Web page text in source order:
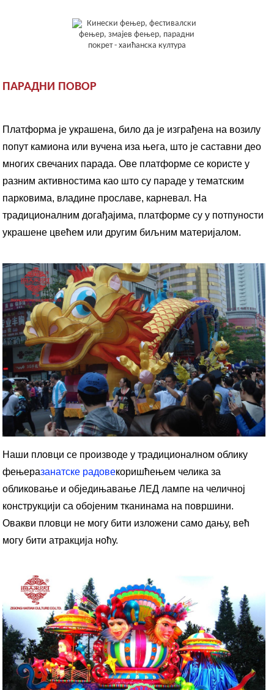
ПАРАДНИ ПОВОР
Платформа је украшена, било да је изграђена на возилу
попут камиона или вучена иза њега, што је саставни део
многих свечаних парада. Ове платформе се користе у
разним активностима као што су параде у тематским
парковима, владине прославе, карневал. На
традиционалним догађајима, платформе су у потпуности
украшене цвећем или другим биљним материјалом.
Наши пловци се производе у традиционалном облику
фењеразанатске радовекоришћењем челика за
обликовање и обједињавање ЛЕД лампе на челичној
конструкцији са обојеним тканинама на површини.
Овакви пловци не могу бити изложени само дању, већ
могу бити атракција ноћу.